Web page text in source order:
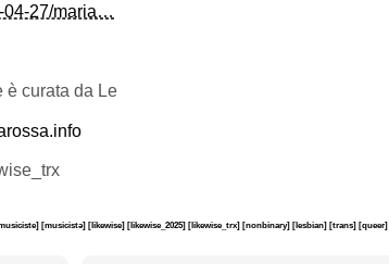
04-27/maria…
è curata da Le
[musicistə] [likewise] [likewise_2025] [likewise_trx] [nonbinary] [lesbian] [trans] [queer]